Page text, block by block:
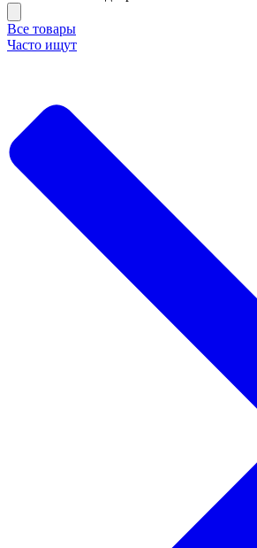
Все товары
Часто ищут